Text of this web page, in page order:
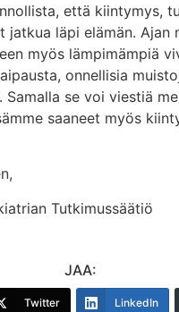
että kiintymys,
jatkua läpi elämän. Ajan
myös lämpimämpiä
onnellisia
Samalla se voi viestiä
saaneet myös
Tutkimussäätiö
JAA:
Twitter LinkedIn